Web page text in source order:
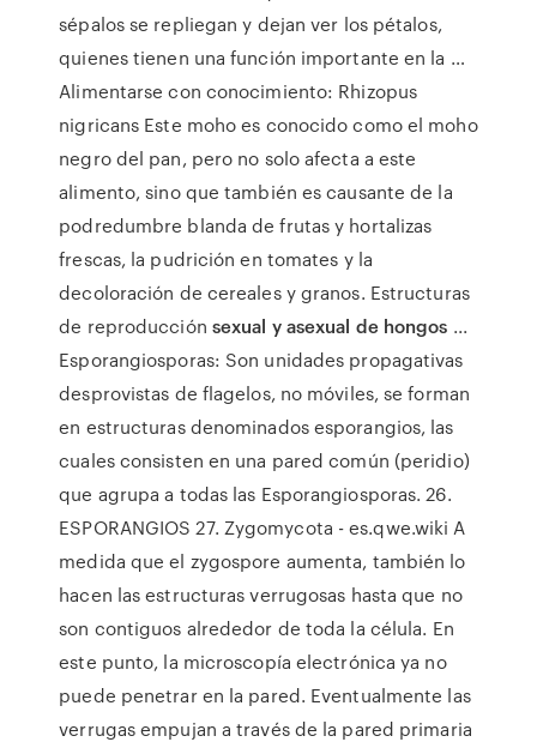
sépalos se repliegan y dejan ver los pétalos,
quienes tienen una función importante en la …
Alimentarse con conocimiento: Rhizopus
nigricans Este moho es conocido como el moho
negro del pan, pero no solo afecta a este
alimento, sino que también es causante de la
podredumbre blanda de frutas y hortalizas
frescas, la pudrición en tomates y la
decoloración de cereales y granos. Estructuras
de reproducción sexual y asexual de hongos ...
Esporangiosporas: Son unidades propagativas
desprovistas de flagelos, no móviles, se forman
en estructuras denominados esporangios, las
cuales consisten en una pared común (peridio)
que agrupa a todas las Esporangiosporas. 26.
ESPORANGIOS 27. Zygomycota - es.qwe.wiki A
medida que el zygospore aumenta, también lo
hacen las estructuras verrugosas hasta que no
son contiguos alrededor de toda la célula. En
este punto, la microscopía electrónica ya no
puede penetrar en la pared. Eventualmente las
verrugas empujan a través de la pared primaria